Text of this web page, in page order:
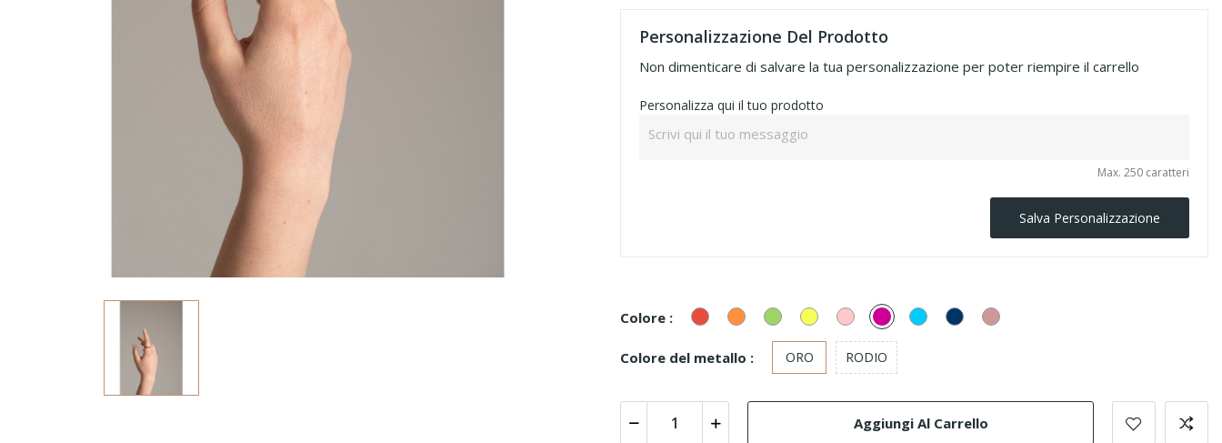
Personalizzazione Del Prodotto
Non dimenticare di salvare la tua personalizzazione per poter riempire il carrello
Personalizza qui il tuo prodotto
Max. 250 caratteri
Salva Personalizzazione
Colore : RossoArancione
VerdeGiallo Rosa FucsiaTurchese
Blu
Montana
Cipria
Colore del metallo : ORO RODIO
Aggiungi Al Carrello